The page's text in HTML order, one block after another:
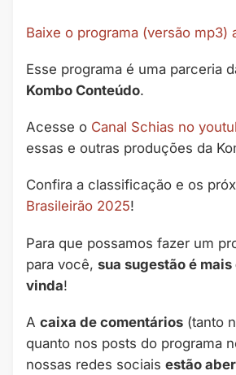
Baixe o programa (versão mp3)
Esse programa é uma parceria
Kombo Conteúdo.
Acesse o Canal Schias no
essas e outras produções da
Confira a classificação e os
Brasileirão 2025!
Para que possamos fazer um
para você, sua sugestão é
vinda!
A caixa de comentários (tanto
quanto nos posts do programa
nossas redes sociais estão